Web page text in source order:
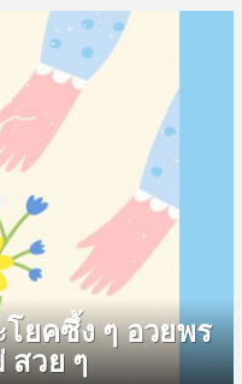
ยคซึ้ง ๆ อวยพร
วย ๆ